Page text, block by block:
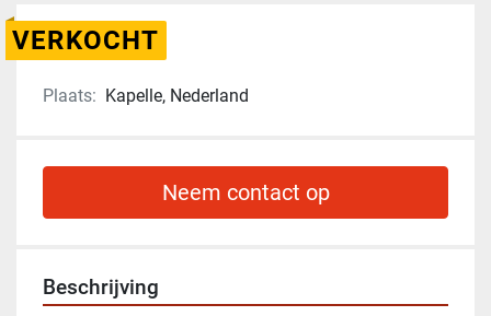
VERKOCHT
Plaats: Kapelle, Nederland
Neem contact op
Beschrijving